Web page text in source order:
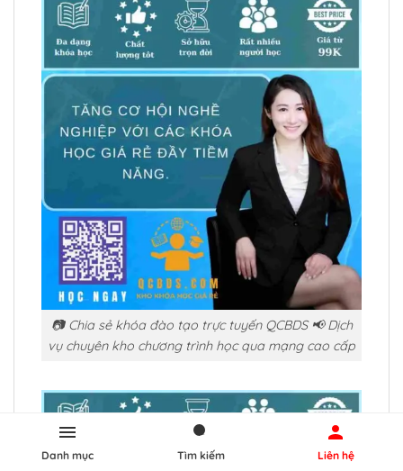
📷 Chia sẻ khóa đào tạo trực tuyến QCBDS 📢 Dịch
vụ chuyên kho chương trình học qua mạng cao cấp
Danh mục Tìm kiếm Liên hệ